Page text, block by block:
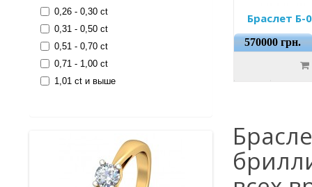
0,26 - 0,30 ct
0,31 - 0,50 ct
0,51 - 0,70 ct
0,71 - 1,00 ct
1,01 ct и выше
Браслет Б-
570000 грн.